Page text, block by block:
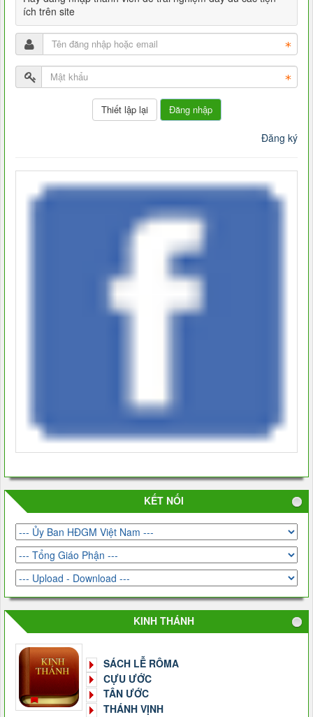
ích trên site
Đăng nhập
Đăng ký
KẾT NỐI
KINH THÁNH
SÁCH LỄ RÔMA
CỰU ƯỚC
TÂN ƯỚC
THÁNH VỊNH